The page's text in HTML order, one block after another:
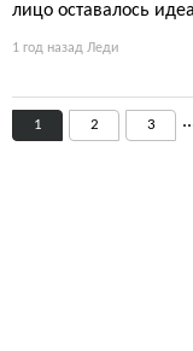
лицо оставалось
1 год назад Леди
1 2 3